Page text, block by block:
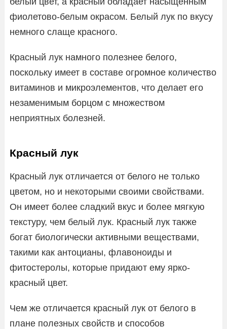
фиолетово-белым окрасом. Белый лук по вкусу
немного слаще красного.
Красный лук намного полезнее белого,
поскольку имеет в составе огромное количество
витаминов и микроэлементов, что делает его
незаменимым борцом с множеством
неприятных болезней.
Красный лук
Красный лук отличается от белого не только
цветом, но и некоторыми своими свойствами.
Он имеет более сладкий вкус и более мягкую
текстуру, чем белый лук. Красный лук также
богат биологически активными веществами,
такими как антоцианы, флавоноиды и
фитостеролы, которые придают ему ярко-
красный цвет.
Чем же отличается красный лук от белого в
плане полезных свойств и способов